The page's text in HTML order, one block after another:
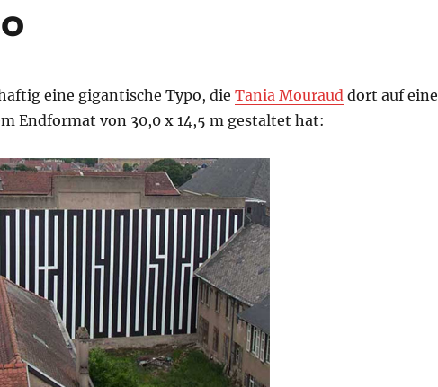
eine gigantische Typo, die Tania Mourauddort auf eine
Endformat von 30,0 x 14,5 m gestaltet hat: